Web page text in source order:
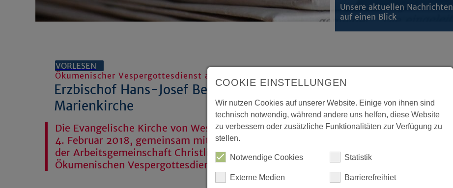
Unsere aktuellen Nachrichten
auf einen Blick
VORLESEN
Ökumenischer Vespergottesdienst am 4. Februar 2018 in Bielefeld
Erzbischof Hans-Josef Becker predigt in der Neustädter
Marienkirche
Die Evangelische Kirche von Westfalen (EKvW) feiert am Sonntag,
4. Februar 2018, gemeinsam mit dem Erzbistum Paderborn und
der Arbeitsgemeinschaft Christlicher Kirchen (ACK) einen
Ökumenischen Vespergottesdienst.
COOKIE EINSTELLUNGEN
Wir nutzen Cookies auf unserer Website. Einige von ihnen sind
technisch notwendig, während andere uns helfen, diese Website
zu verbessern oder zusätzliche Funktionalitäten zur Verfügung zu
stellen.
Notwendige Cookies Statistik
Externe Medien Barrierefreihiet